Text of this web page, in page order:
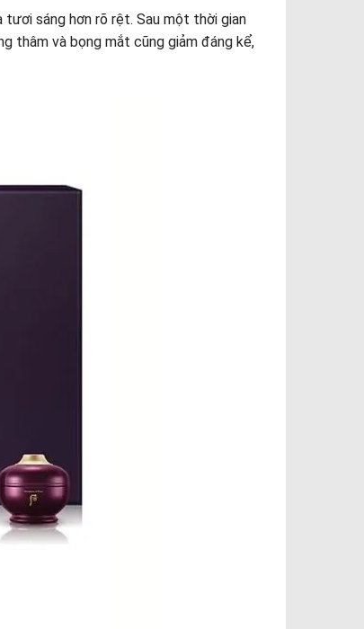
tươi sáng hơn rõ rệt. Sau một thời gian
thâm và bọng mắt cũng giảm đáng kể,